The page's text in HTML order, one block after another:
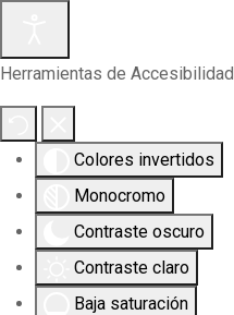
Herramientas de Accesibilidad
Colores invertidos
Monocromo
Contraste oscuro
Contraste claro
Baja saturación